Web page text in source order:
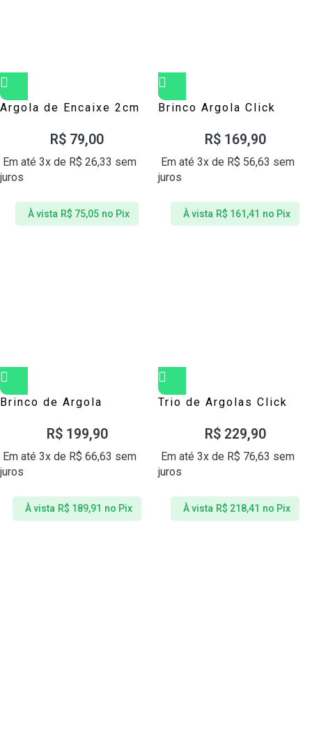
Argola de Encaixe 2cm
R$ 79,00
Em até 3x de R$ 26,33 sem
juros
À vista R$ 75,05 no Pix
Brinco Argola Click
R$169,90
Em até 3x de R$ 56,63 sem
juros
À vista R$ 161,41 no Pix
Brinco de Argola
R$199,90
Em até 3x de R$ 66,63 sem
juros
À vista R$ 189,91 no Pix
Trio de Argolas Click
R$229,90
Em até 3x de R$ 76,63 sem
juros
À vista R$ 218,41 no Pix